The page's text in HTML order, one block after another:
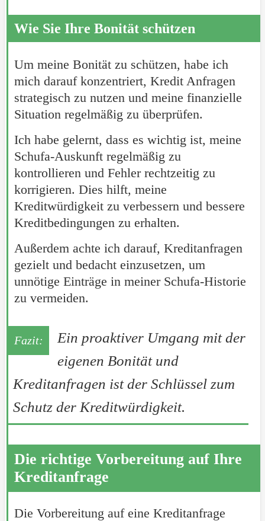
Wie Sie Ihre Bonität schützen
Um meine Bonität zu schützen, habe ich
mich darauf konzentriert, Kredit Anfragen
strategisch zu nutzen und meine finanzielle
Situation regelmäßig zu überprüfen.
Ich habe gelernt, dass es wichtig ist, meine
Schufa-Auskunft regelmäßig zu
kontrollieren und Fehler rechtzeitig zu
korrigieren. Dies hilft, meine
Kreditwürdigkeit zu verbessern und bessere
Kreditbedingungen zu erhalten.
Außerdem achte ich darauf, Kreditanfragen
gezielt und bedacht einzusetzen, um
unnötige Einträge in meiner Schufa-Historie
zu vermeiden.
Ein proaktiver Umgang mit der
eigenen Bonität und
Kreditanfragen ist der Schlüssel zum
Schutz der Kreditwürdigkeit.
Die richtige Vorbereitung auf Ihre
Kreditanfrage
Die Vorbereitung auf eine Kreditanfrage